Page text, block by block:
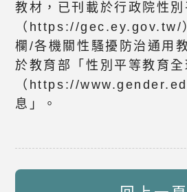
教材，已刊載於行政院性
（https://gec.ey.gov.tw/
欄/各機關性騷擾防治通用
於教育部「性別平等教育全
（https://
息」。